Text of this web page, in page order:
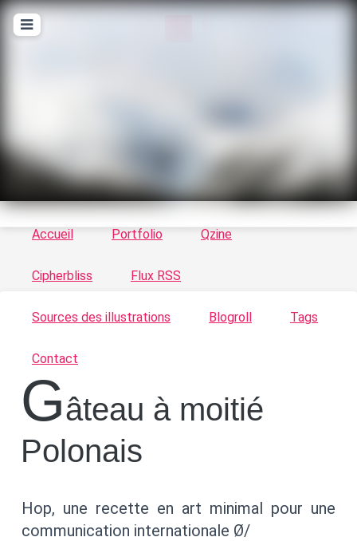
Le vortex à chats - Illustrations, trucs en tout
genre par Tykayn
Accueil Portfolio Qzine
Cipherbliss Flux RSS
Sources des illustrations Blogroll Tags
Contact
Gâteau à moitié
Polonais
Hop, une recette en art minimal pour une
communication internationale Ø/